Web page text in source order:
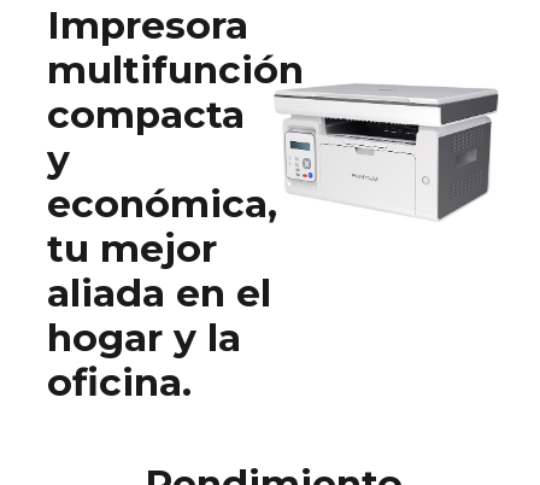
Impresora
multifunción
compacta
y
económica,
tu mejor
aliada en el
hogar y la
oficina.